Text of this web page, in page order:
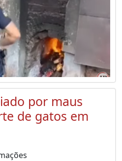
por maus
de gatos em